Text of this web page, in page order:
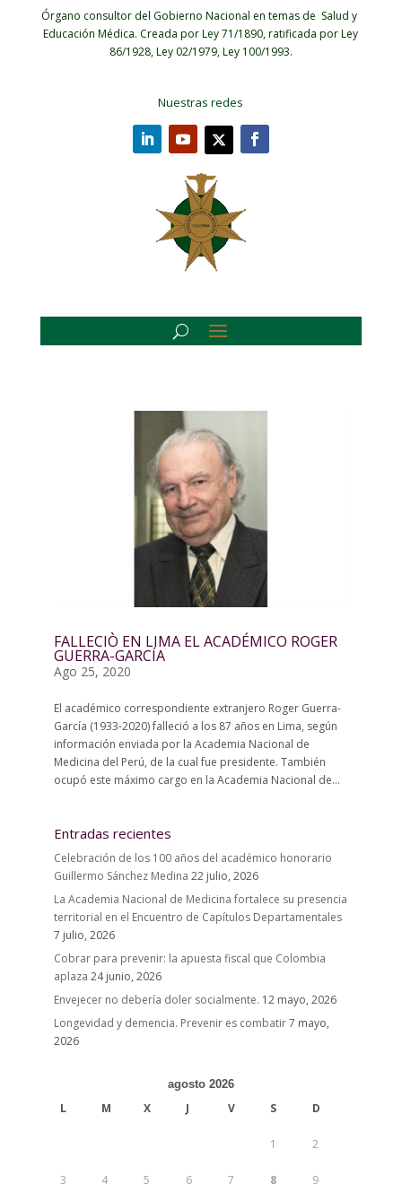
Órgano consultor del Gobierno Nacional en temas de Salud y
Educación Médica. Creada por Ley 71/1890, ratificada por Ley
86/1928, Ley 02/1979, Ley 100/1993.
Nuestras redes
FALLECIÒ EN LIMA EL ACADÉMICO ROGER
GUERRA-GARCÍA
Ago 25, 2020
El académico correspondiente extranjero Roger Guerra-
García (1933-2020) falleció a los 87 años en Lima, según
información enviada por la Academia Nacional de
Medicina del Perú, de la cual fue presidente. También
ocupó este máximo cargo en la Academia Nacional de...
Entradas recientes
Celebración de los 100 años del académico honorario
Guillermo Sánchez Medina 22 julio, 2026
La Academia Nacional de Medicina fortalece su presencia
territorial en el Encuentro de Capítulos Departamentales
7 julio, 2026
Cobrar para prevenir: la apuesta fiscal que Colombia
aplaza 24 junio, 2026
Envejecer no debería doler socialmente. 12 mayo, 2026
Longevidad y demencia. Prevenir es combatir7 mayo,
2026
agosto 2026
L M X J V S D
1 2
3 4 5 6 7 8 9